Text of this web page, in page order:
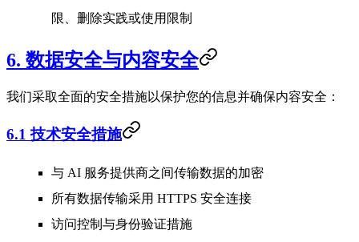
限、删除实践或使用限制
6. 数据安全与内容安全
我们采取全面的安全措施以保护您的信息并确保内容安全：
6.1 技术安全措施
与 AI 服务提供商之间传输数据的加密
所有数据传输采用 HTTPS 安全连接
访问控制与身份验证措施